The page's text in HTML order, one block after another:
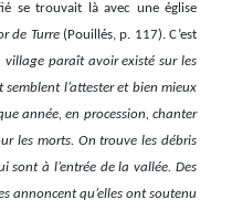
se trouvait là avec une église
de Turre (Pouillés, p. 117). C’est
village paraît avoir existé sur les
semblent l’attester et bien mieux
année, en procession, chanter
les morts. On trouve les débris
sont à l’entrée de la vallée. Des
annoncent qu’elles ont soutenu